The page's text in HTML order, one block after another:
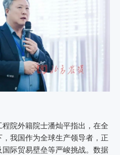
院外籍院士潘灿平指出，在全
我国作为全球生产领导者，正
际贸易壁垒等严峻挑战。数据